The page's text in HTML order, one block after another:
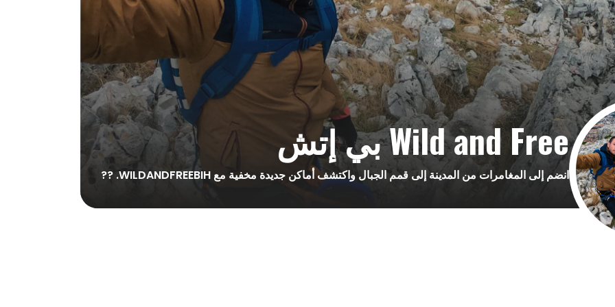
Wild and Free بي إتش
انضم إلى المغامرات من المدينة إلى قمم الجبال واكتشف أماكن جديدة مخفية مع WILDANDFREEBIH. ??